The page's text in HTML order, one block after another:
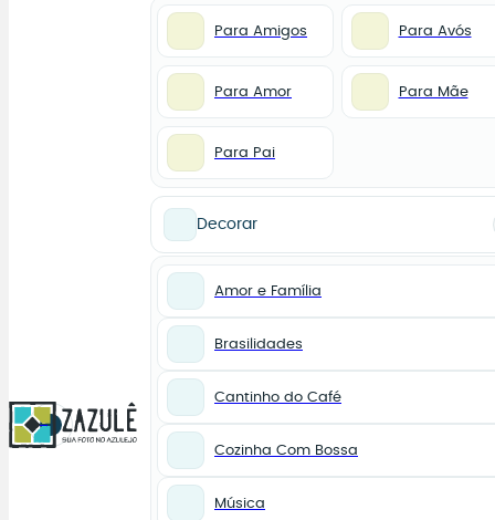
0
Para Amigos Para Avós
Para Amor Para Mãe
Para Pai
Decorar
Amor e Família
Brasilidades
Cantinho do Café
Cozinha Com Bossa
Música